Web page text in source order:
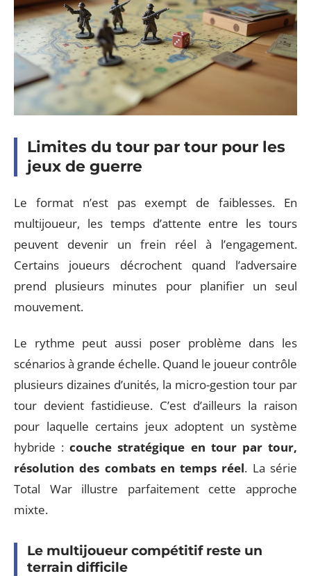
Limites du tour par tour pour les
jeux de guerre
Le format n’est pas exempt de faiblesses. En
multijoueur, les temps d’attente entre les tours
peuvent devenir un frein réel à l’engagement.
Certains joueurs décrochent quand l’adversaire
prend plusieurs minutes pour planifier un seul
mouvement.
Le rythme peut aussi poser problème dans les
scénarios à grande échelle. Quand le joueur contrôle
plusieurs dizaines d’unités, la micro-gestion tour par
tour devient fastidieuse. C’est d’ailleurs la raison
pour laquelle certains jeux adoptent un système
hybride :couche stratégique en tour par tour,
résolution des combats en temps réel. La série
Total War illustre parfaitement cette approche
mixte.
Le multijoueur compétitif reste un
terrain difficile